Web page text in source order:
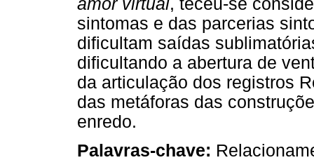
sintomas e das parcerias
dificultam saídas
dificultando a abertura de
da articulação dos registros
das metáforas das
enredo.
Palavras-chave: